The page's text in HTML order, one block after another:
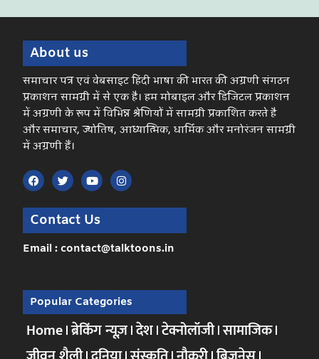
About us
समाचार पत्र एवं वेबसाइट हिंदी भाषा की भारत की अग्रणी संगठन
प्रकाशन सामग्री में से एक है। हम मोबाइल और डिजिटल प्रकाशन
में अग्रणी के रूप में विभिन्न श्रेणियों में सामग्री प्रकाशित करते है
और समाचार, ज्योतिष, आध्यात्मिक, धार्मिक और मनोरंजन सामग्री
में अग्रणी हैं।
Contact Us
Email : contact@talktoons.in
Popular Categories
Home ब्रेकिंग न्यूज़ देश टेक्नोलॉजी सामाजिक